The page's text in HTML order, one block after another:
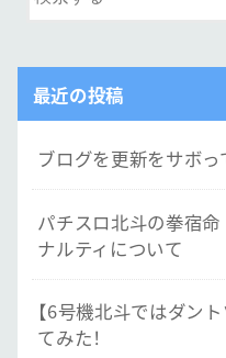
最近の投稿
ブログを更新をサボ
パチスロ北斗の拳宿
ナルティについて
【6号機北斗ではダン
てみた！